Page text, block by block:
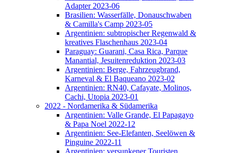
Adapter 2023-06
Brasilien: Wasserfälle, Donauschwaben
& Camilla's Camp 2023-05
Argentinien: subtropischer Regenwald &
kreatives Flaschenhaus 2023-04
Paraguay: Guarani, Casa Rica, Parque
Manantial, Jesuitenreduktion 2023-03
Argentinien: Berge, Fahrzeugbrand,
Karneval & El Baqueano 2023-02
Argentinien: RN40, Cafayate, Molinos,
Cachi, Utopia 2023-01
2022 - Nordamerika & Südamerika
Argentinien: Valle Grande, El Papagayo
& Papa Noel 2022-12
Argentinien: See-Elefanten, Seelöwen &
Pinguine 2022-11
Argentinien: versunkener Touristen